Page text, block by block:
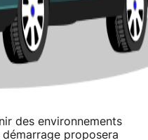
des environnements
proposera